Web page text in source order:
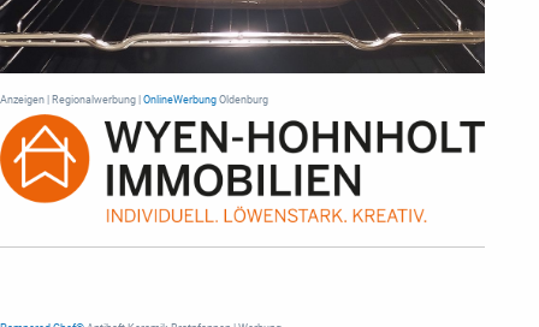
Anzeigen | Regionalwerbung | OnlineWerbung Oldenburg